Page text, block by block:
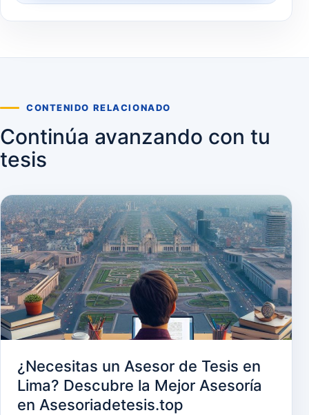
CONTENIDO RELACIONADO
Continúa avanzando con tu
tesis
¿Necesitas un Asesor de Tesis en
Lima? Descubre la Mejor Asesoría
en Asesoriadetesis.top